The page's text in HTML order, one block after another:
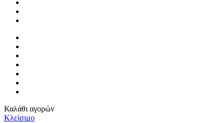
Καλάθι αγορών
Κλείσιμο